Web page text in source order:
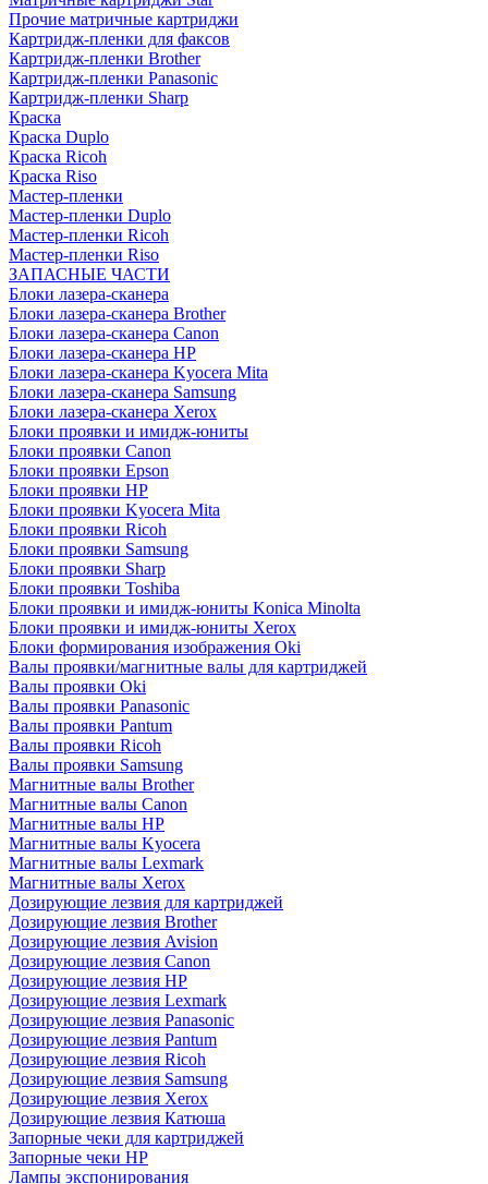
Прочие матричные картриджи
Картридж-пленки для факсов
Картридж-пленки Brother
Картридж-пленки Panasonic
Картридж-пленки Sharp
Краска
Краска Duplo
Краска Ricoh
Краска Riso
Мастер-пленки
Мастер-пленки Duplo
Мастер-пленки Ricoh
Мастер-пленки Riso
ЗАПАСНЫЕ ЧАСТИ
Блоки лазера-сканера
Блоки лазера-сканера Brother
Блоки лазера-сканера Canon
Блоки лазера-сканера HP
Блоки лазера-сканера Kyocera Mita
Блоки лазера-сканера Samsung
Блоки лазера-сканера Xerox
Блоки проявки и имидж-юниты
Блоки проявки Canon
Блоки проявки Epson
Блоки проявки HP
Блоки проявки Kyocera Mita
Блоки проявки Ricoh
Блоки проявки Samsung
Блоки проявки Sharp
Блоки проявки Toshiba
Блоки проявки и имидж-юниты Konica Minolta
Блоки проявки и имидж-юниты Xerox
Блоки формирования изображения Oki
Валы проявки/магнитные валы для картриджей
Валы проявки Oki
Валы проявки Panasonic
Валы проявки Pantum
Валы проявки Ricoh
Валы проявки Samsung
Магнитные валы Brother
Магнитные валы Canon
Магнитные валы HP
Магнитные валы Kyocera
Магнитные валы Lexmark
Магнитные валы Xerox
Дозирующие лезвия для картриджей
Дозирующие лезвия Brother
Дозирующие лезвия Avision
Дозирующие лезвия Canon
Дозирующие лезвия HP
Дозирующие лезвия Lexmark
Дозирующие лезвия Panasonic
Дозирующие лезвия Pantum
Дозирующие лезвия Ricoh
Дозирующие лезвия Samsung
Дозирующие лезвия Xerox
Дозирующие лезвия Катюша
Запорные чеки для картриджей
Запорные чеки HP
Лампы экспонирования